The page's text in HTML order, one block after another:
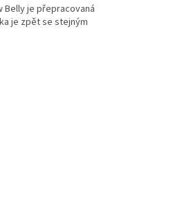
Belly je přepracovaná
je zpět se stejným